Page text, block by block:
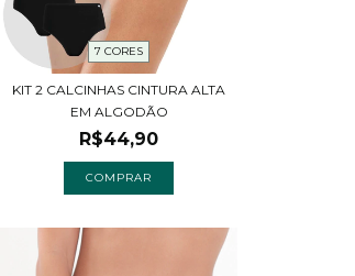
7 CORES
KIT 2 CALCINHAS CINTURA ALTA
EM ALGODÃO
R$44,90
COMPRAR